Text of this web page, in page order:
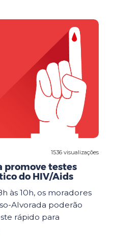
1536 visualizações
promove testes
do HIV/Aids
às 10h, os moradores
Alvorada poderão
rápido para